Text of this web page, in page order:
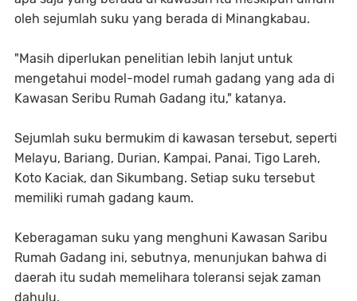
oleh sejumlah suku yang berada di Minangkabau.
"Masih diperlukan penelitian lebih lanjut untuk
mengetahui model-model rumah gadang yang ada di
Kawasan Seribu Rumah Gadang itu," katanya.
Sejumlah suku bermukim di kawasan tersebut, seperti
Melayu, Bariang, Durian, Kampai, Panai, Tigo Lareh,
Koto Kaciak, dan Sikumbang. Setiap suku tersebut
memiliki rumah gadang kaum.
Keberagaman suku yang menghuni Kawasan Saribu
Rumah Gadang ini, sebutnya, menunjukan bahwa di
daerah itu sudah memelihara toleransi sejak zaman
dahulu.